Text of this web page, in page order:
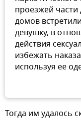
проезжей части
домов
девушку, в
действия
избежать
используя ее
Тогда им удалось